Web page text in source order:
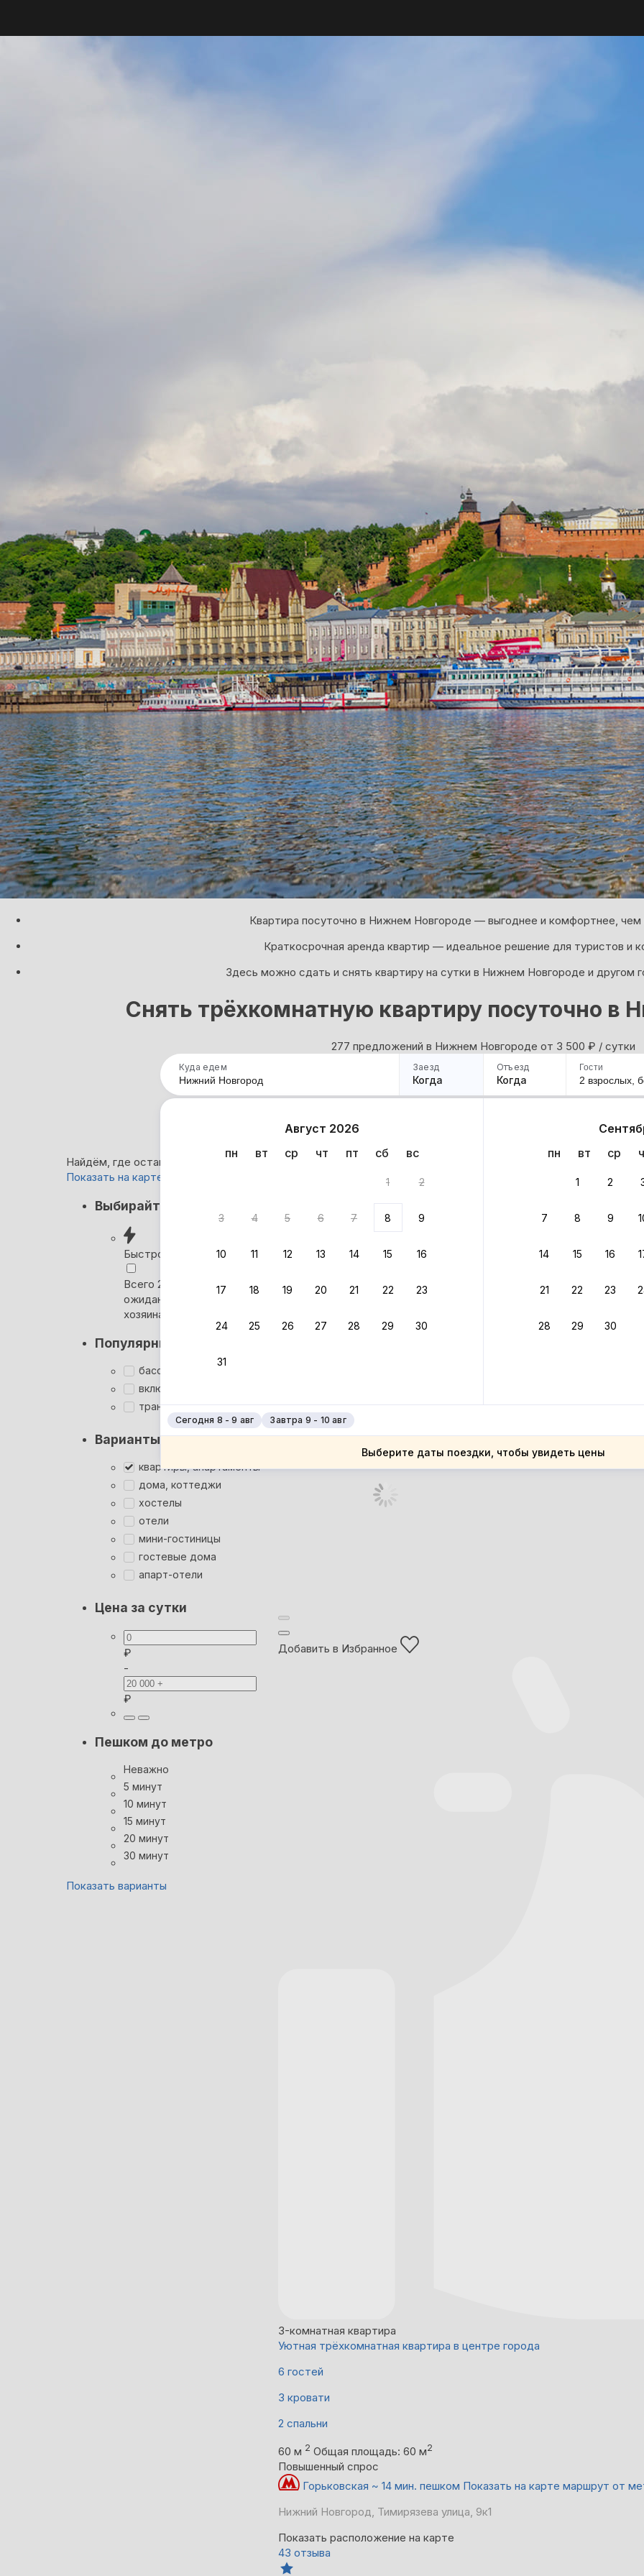
Квартира посуточно в Нижнем Новгороде — выгоднее и комфортнее, чем
Краткосрочная аренда квартир — идеальное решение для туристов и
Здесь можно сдать и снять квартиру на сутки в Нижнем Новгороде и другом
Снять трёхкомнатную квартиру посуточно в
277 предложений в Нижнем Новгороде oт 3 500 ₽ / сутки
Куда едем Заезд
Когда
Отъезд
Когда
Август 2026
пн
вт ср чт пт сб вс
1 2
3 4 5 6 7 8 9
10 11 12 13 14 15 16
17 18 19 20 21 22 23
24 25 26 27 28 29 30
31
пн
вт ср
1 2
7 8 9
14 15 16
21 22 23
28 29 30
Сегодня 8 - 9 авг Завтра 9 - 10 авг
Выберите даты поездки, чтобы увидеть цены
Гости
2 взрослых,
Найдём, где остановиться в Нижнем Новгороде: 277 вариантов
Показать на карте
Выбирайте лучшее
Быстрое бронирование
Всего 2 минуты, без
ожидания ответа от
хозяина
Популярные фильтры
бассейн
включён завтрак
трансфер
Варианты размещения
квартиры, апартаменты
дома, коттеджи
хостелы
отели
мини-гостиницы
гостевые дома
апарт-отели
Цена за сутки
₽
-
₽
Пешком до метро
Неважно
5 минут
10 минут
15 минут
20 минут
30 минут
Показать варианты
Вернём бонусами
Суперхозяин
Добавить в Избранное
3-комнатная квартира
Уютная трёхкомнатная квартира в центре города
6 гостей
3 кровати
2 спальни
60 м 2 Общая площадь: 60 м2
Повышенный спрос
Горьковская ~ 14 мин. пешком Показать на карте маршрут от
Нижний Новгород, Тимирязева улица, 9к1
Показать расположение на карте
43 отзыва